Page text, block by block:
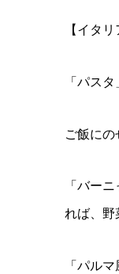
【イタ
「パス
ご飯に
「バー
れば、野
「パル